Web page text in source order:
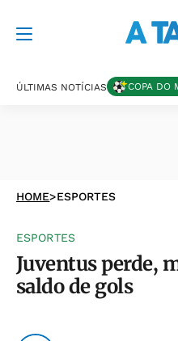
ÚLTIMAS NOTÍCIAS COPA DO
HOME>ESPORTES
ESPORTES
Juventus perde,
saldo de gols